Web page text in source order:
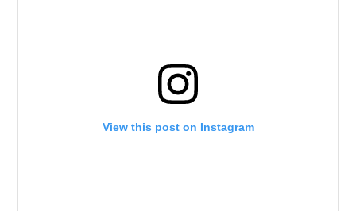
View this post on Instagram